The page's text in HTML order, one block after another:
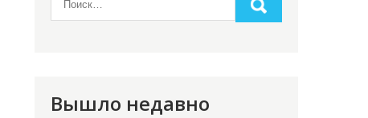
Вышло недавно